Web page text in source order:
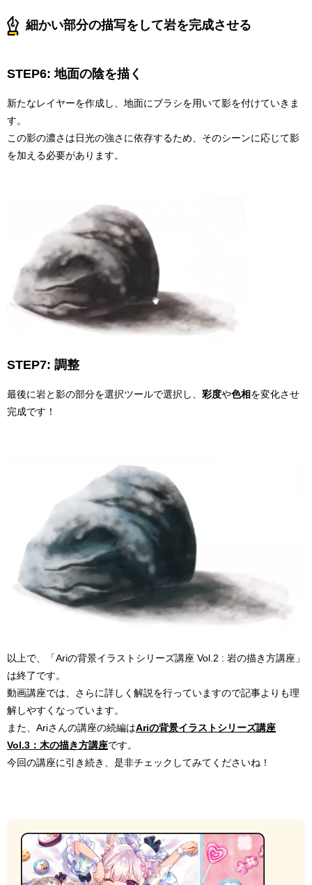
細かい部分の描写をして岩を完成させる
STEP6: 地面の陰を描く
新たなレイヤーを作成し、地面にブラシを用いて影を付けていきま
す。
この影の濃さは日光の強さに依存するため、そのシーンに応じて影
を加える必要があります。
STEP7: 調整
最後に岩と影の部分を選択ツールで選択し、 彩度や色相を変化させ
完成です！
以上で、「Ariの背景イラストシリーズ講座 Vol.2 : 岩の描き方講座」
は終了です。
動画講座では、さらに詳しく解説を行っていますので記事よりも理
解しやすくなっています。
また、Ariさんの講座の続編はAriの背景イラストシリーズ講座
Vol.3：木の描き方講座です。
今回の講座に引き続き、是非チェックしてみてくださいね！